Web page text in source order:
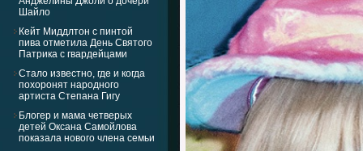
Шайло
Кейт Миддлтон с пинтой
пива отметила День Святого
Патрика с гвардейцами
Стало известно, где и когда
похоронят народного
артиста Степана Гигу
Блогер и мама четверых
детей Оксана Самойлова
показала нового члена семьи